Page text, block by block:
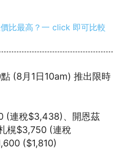
比最高？一 click 即可比較
(8月1日10am) 推出限時
(連稅$3,438)、開恩茲
榥$3,750 (連稅
($1,810)